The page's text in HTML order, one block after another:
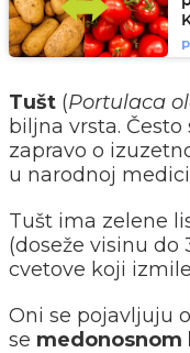
Tušt (Portulaca
biljna vrsta.
zapravo o
u narodnoj
Tušt ima zelene
(doseže visinu
cvetove koji
Oni se pojavljuju
se medonosnom